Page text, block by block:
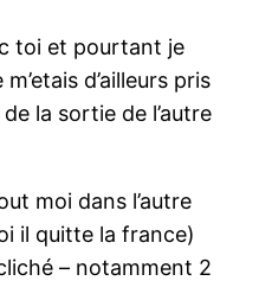
toi et pourtant je
d’ailleurs pris
la sortie de l’autre
moi dans l’autre
il quitte la france)
– notamment 2